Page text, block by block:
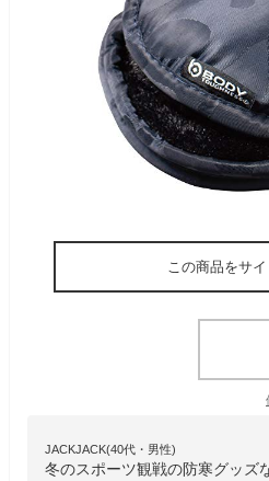
この商品をサ
JACKJACK(40代・男性)
冬のスポーツ観戦の防寒グッズ